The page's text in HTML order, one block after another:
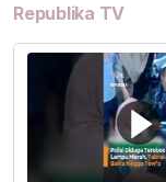
Republika TV